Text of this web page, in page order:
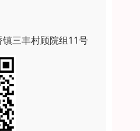
三丰村顾院组11号